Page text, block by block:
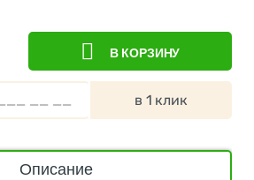
В КОРЗИНУ
в 1 клик
Описание